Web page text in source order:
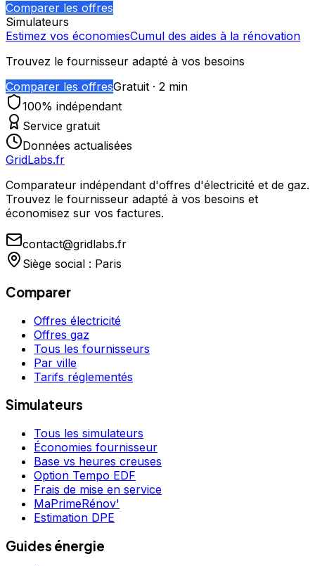
Comparer les offres
Simulateurs
Estimez vos économiesCumul des aides à la rénovation
Trouvez le fournisseur adapté à vos besoins
Comparer les offresGratuit · 2 min
100% indépendant
Service gratuit
Données actualisées
GridLabs.fr
Comparateur indépendant d'offres d'électricité et de gaz.
Trouvez le fournisseur adapté à vos besoins et
économisez sur vos factures.
contact@gridlabs.fr
Siège social : Paris
Comparer
Offres électricité
Offres gaz
Tous les fournisseurs
Par ville
Tarifs réglementés
Simulateurs
Tous les simulateurs
Économies fournisseur
Base vs heures creuses
Option Tempo EDF
Frais de mise en service
MaPrimeRénov'
Estimation DPE
Guides énergie